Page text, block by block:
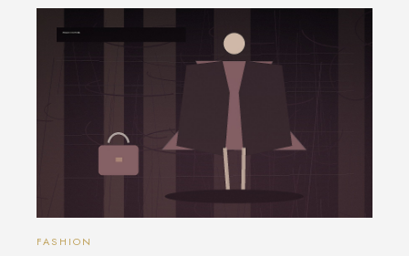
FASHION